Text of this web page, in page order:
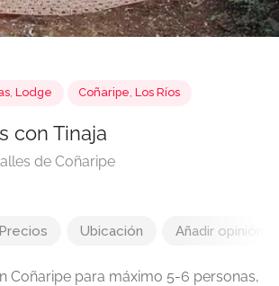
,Lodge Coñaripe
Precios Ubicación Añadir opinión
Coñaripe para máximo 5-6 personas,